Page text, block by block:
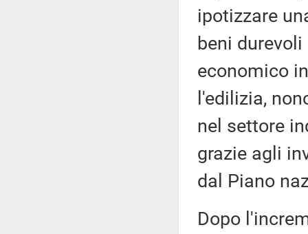
ipotizzare
beni
economico
l'edilizia,
nel settore
grazie agli
dal Piano
Dopo